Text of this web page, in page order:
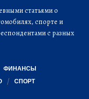
статьями о
спорте и
с разных
ФИНАНСЫ
СПОРТ